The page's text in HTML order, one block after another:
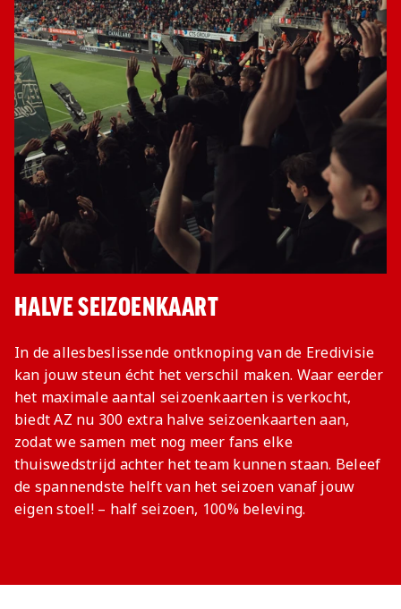
HALVE SEIZOENKAART
In de allesbeslissende ontknoping van de Eredivisie
kan jouw steun écht het verschil maken. Waar eerder
het maximale aantal seizoenkaarten is verkocht,
biedt AZ nu 300 extra halve seizoenkaarten aan,
zodat we samen met nog meer fans elke
thuiswedstrijd achter het team kunnen staan. Beleef
de spannendste helft van het seizoen vanaf jouw
eigen stoel! – half seizoen, 100% beleving.